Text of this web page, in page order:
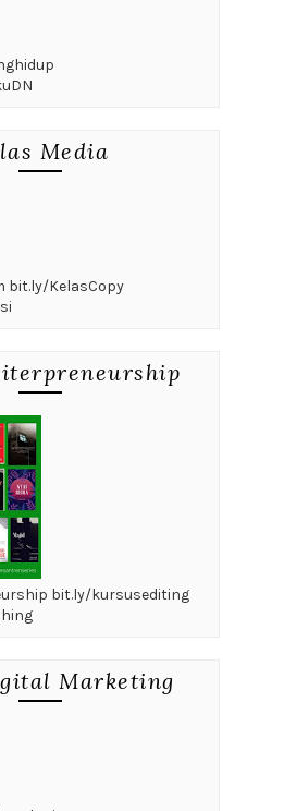
Media
bit.ly/KelasCopy
bit.ly/kursusediting
Marketing